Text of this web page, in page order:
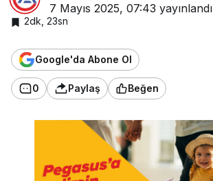
7 Mayıs 2025, 07:43 yayınlandı
2dk, 23sn
Google'da Abone Ol
0 Paylaş Beğen